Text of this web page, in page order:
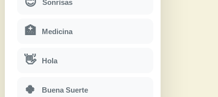
Sonrisas
🏥 Medicina
👋 Hola
🍀 Buena Suerte